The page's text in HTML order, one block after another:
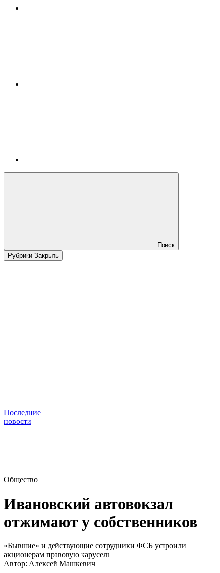
Поиск
Рубрики Закрыть
Последние
новости
Общество
Ивановский автовокзал
отжимают у собственников
«Бывшие» и действующие сотрудники ФСБ устроили
акционерам правовую карусель
Автор: Алексей Машкевич